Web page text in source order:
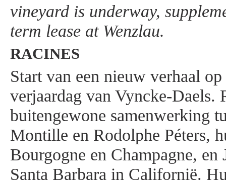
vineyard is underway,
term lease at Wenzlau.
RACINES
Start van een nieuw verhaal op
verjaardag van Vyncke-Daels.
buitengewone samenwerking
Montille en Rodolphe Péters,
Bourgogne en Champagne,
Santa Barbara in Californië.